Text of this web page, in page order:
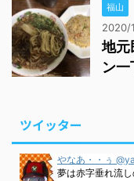
福山
2020/
地元
ン
ツイッター
やなあ・・ぅ
夢は赤字垂れ流し